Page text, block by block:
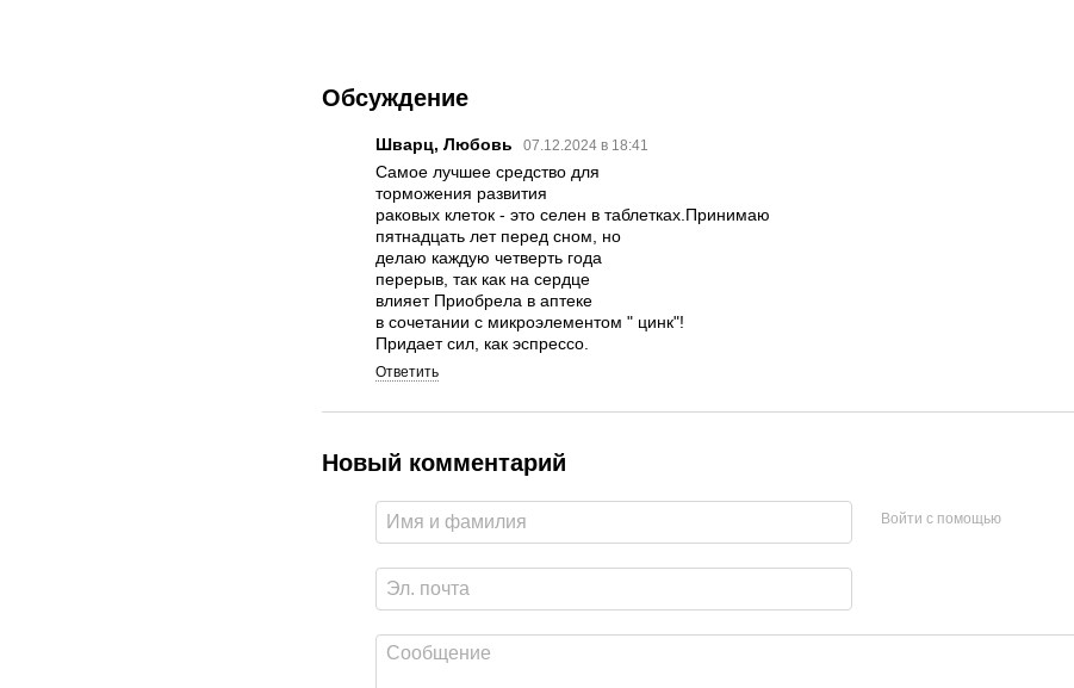
Обсуждение
Шварц, Любовь 07.12.2024 в 18:41
Самое лучшее средство для
торможения развития
раковых клеток - это селен в таблетках.Принимаю
пятнадцать лет перед сном, но
делаю каждую четверть года
перерыв, так как на сердце
влияет Приобрела в аптеке
в сочетании с микроэлементом " цинк"!
Придает сил, как эспрессо.
Ответить
Новый комментарий
Войти с помощью